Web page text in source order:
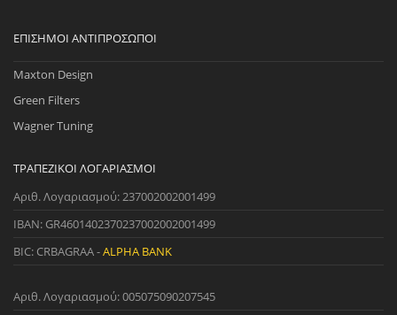
ΕΠΊΣΗΜΟΙ ΑΝΤΙΠΡΌΣΩΠΟΙ
Maxton Design
Green Filters
Wagner Tuning
ΤΡΑΠΕΖΙΚΟΊ ΛΟΓΑΡΙΑΣΜΟΊ
Αριθ. Λογαριασμού: 237002002001499
IBAN: GR4601402370237002002001499
BIC: CRBAGRAA -ALPHA BANK
Αριθ. Λογαριασμού: 005075090207545